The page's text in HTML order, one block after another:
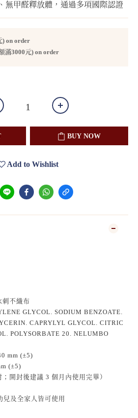
無甲醛釋放體，通過多項國際認證
) on order
滿3000元) on order
BUY NOW
Add to Wishlist
刺不織布
GLYCOL. SODIUM BENZOATE.
CAPRYLYL GLYCOL. CITRIC
POLYSORBATE 20. NELUMBO
mm (±5)
(±5)
開封後建議 3 個月內使用完畢）
兒及全家人皆可使用